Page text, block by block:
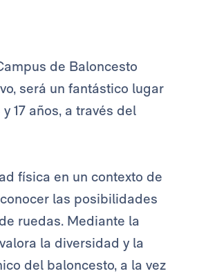
de Baloncesto
será un fantástico lugar
17 años, a través del
física en un contexto de
las posibilidades
ruedas. Mediante la
la diversidad y la
del baloncesto, a la vez